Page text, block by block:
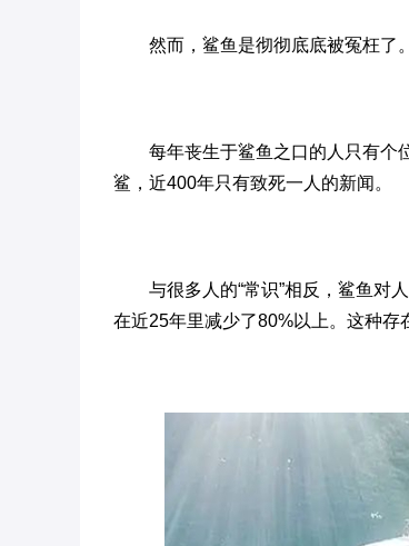
然而，鲨鱼是彻彻底底被冤枉了。
每年丧生于鲨鱼之口的人只有个
鲨，近400年只有致死一人的新闻。
与很多人的“常识”相反，鲨鱼对
在近25年里减少了80%以上。这种